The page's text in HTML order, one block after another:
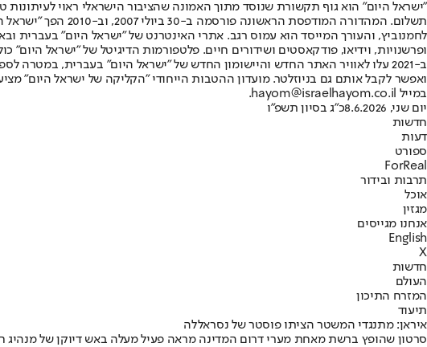
"ישראל היום" הוא גוף תקשורת שנוסד מתוך האמונה שהציבור הישראלי ראוי לעיתונות
תשלום. המהדורה
ופרשנויות, וידיאו, פודקאסטים ושידורים חיים. פלטפורמות הדיגיטל של "ישראל היום"
ב-2021 עלו לאוויר האתר החדש והיישומון החדש של "ישראל היום" בעברית,
ואפשר לקבל אותם גם בניוזלטר. מועדון ההטבות הייחודי "הקליקה של ישראל היום"
במייל hayom@israelhayom.co.il.
יום שני, 8.6.2026
כ"ג בסיון תשפ"ו
חדשות
דעות
ספורט
ForReal
תרבות ובידור
אוכל
מגזין
אנחנו מגייסים
English
X
חדשות
העולם
המזרח התיכון
תיעוד
איראן: מתנגדי המשטר הציתו פוסטר של נסראללה
סרטון שהופץ ברשת מאחת מערי דרום המדינה מראה פעיל מעלה באש דיוקן של מנהיג